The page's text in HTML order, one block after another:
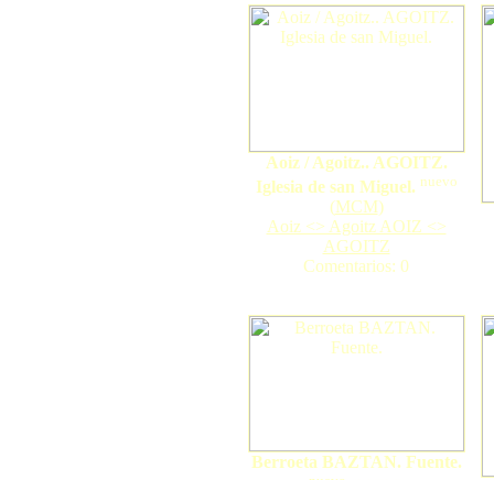
Aoiz / Agoitz.. AGOITZ.
Iglesia de san Miguel. nuevo
(MCM)
Aoiz <> Agoitz AOIZ <>
AGOITZ
Comentarios: 0
Berroeta BAZTAN. Fuente.